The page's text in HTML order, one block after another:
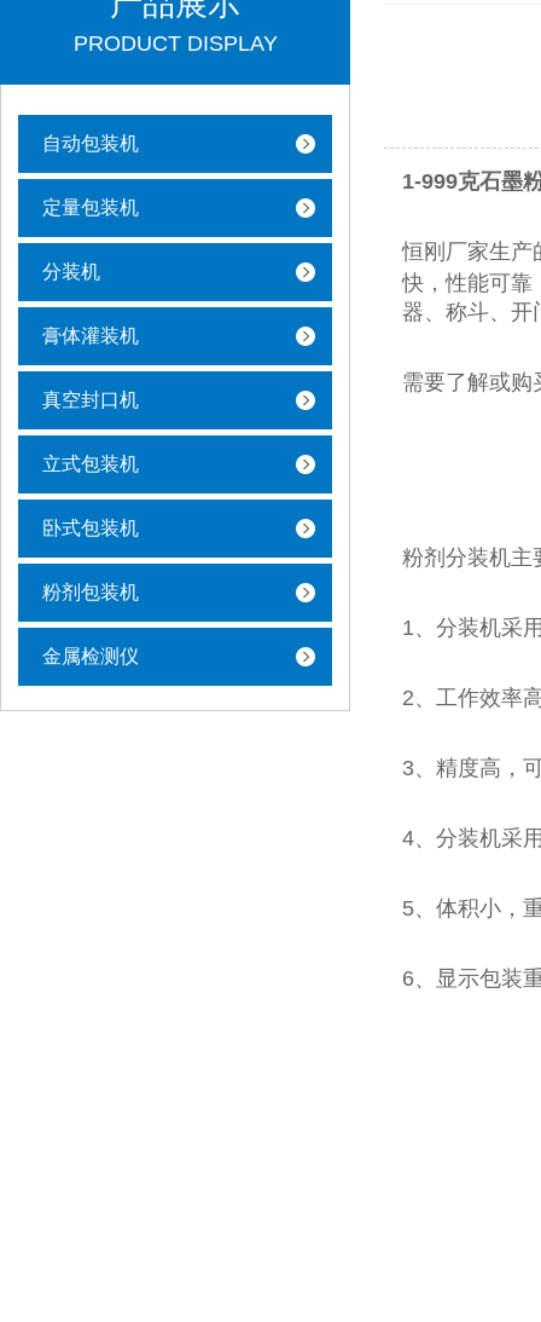
PRODUCT DISPLAY
自动包装机
定量包装机
分装机
膏体灌装机
真空封口机
立式包装机
卧式包装机
粉剂包装机
金属检测仪
1-999克石墨
恒刚厂家生产
快，性能可靠
器、称斗、开
需要了解或购
粉剂分装机主
1、分装机采
2、工作效率
3、精度高，
4、分装机采
5、体积小，
6、显示包装